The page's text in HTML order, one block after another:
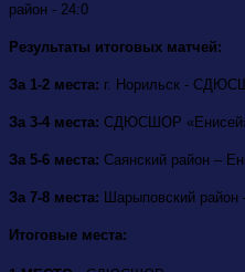
район - 24:0
Результаты итоговых матчей:
За 1-2 места: г. Норильск -
За 3-4 места: СДЮСШОР «Енисей»
За 5-6 места: Саянский район –
За 7-8 места: Шарыповский район
Итоговые места: